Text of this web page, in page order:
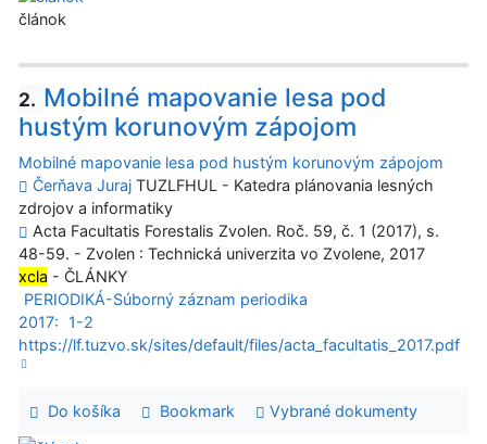
článok
2. Mobilné mapovanie lesa pod
hustým korunovým zápojom
Mobilné mapovanie lesa pod hustým korunovým zápojom
Čerňava Juraj TUZLFHUL - Katedra plánovania lesných
zdrojov a informatiky
Acta Facultatis Forestalis Zvolen. Roč. 59, č. 1 (2017), s.
48-59. - Zvolen : Technická univerzita vo Zvolene, 2017
xcla - ČLÁNKY
PERIODIKÁ-Súborný záznam periodika
2017:
1-2
https://lf.tuzvo.sk/sites/default/files/acta_facultatis_2017.pdf
Do košíka Bookmark Vybrané dokumenty